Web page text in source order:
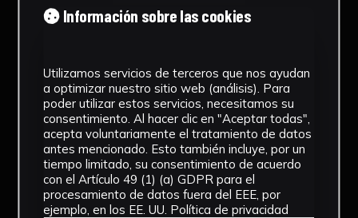
otros tan impactantes como los expedientes
de alumnos de Primaria.
Organizador
Biblioteca de la Univerisad de Sevilla
Información sobre las cookies
Utilizamos servicios de terceros que nos ayudan
a optimizar nuestro sitio web (análisis). Para
poder utilizar estos servicios, necesitamos su
consentimiento. Al hacer clic en "Aceptar todas",
acepta voluntariamente el tratamiento de datos
antes mencionado. Esto también incluye, por un
tiempo limitado, su consentimiento de acuerdo
con el Artículo 49 (1) (a) GDPR para el
procesamiento de datos fuera del EEE, por
ejemplo, en los EE. UU. Política de privacidad